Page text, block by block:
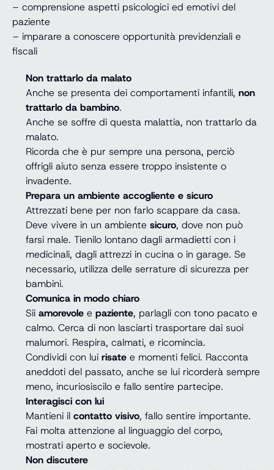
– comprensione aspetti psicologici ed emotivi del
paziente
– imparare a conoscere opportunità previdenziali e
fiscali
Non trattarlo da malato
Anche se presenta dei comportamenti infantili, non
trattarlo da bambino.
Anche se soffre di questa malattia, non trattarlo da
malato.
Ricorda che è pur sempre una persona, perciò
offrigli aiuto senza essere troppo insistente o
invadente.
Prepara un ambiente accogliente e sicuro
Attrezzati bene per non farlo scappare da casa.
Deve vivere in un ambiente sicuro, dove non può
farsi male. Tienilo lontano dagli armadietti con i
medicinali, dagli attrezzi in cucina o in garage. Se
necessario, utilizza delle serrature di sicurezza per
bambini.
Comunica in modo chiaro
Sii amorevole e paziente, parlagli con tono pacato e
calmo. Cerca di non lasciarti trasportare dai suoi
malumori. Respira, calmati, e ricomincia.
Condividi con lui risate e momenti felici. Racconta
aneddoti del passato, anche se lui ricorderà sempre
meno, incuriosiscilo e fallo sentire partecipe.
Interagisci con lui
Mantieni il contatto visivo, fallo sentire importante.
Fai molta attenzione al linguaggio del corpo,
mostrati aperto e socievole.
Non discutere